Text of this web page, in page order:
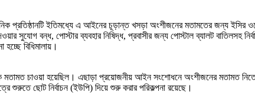
প্রতিষ্ঠানটি ইতিমধ্যে এ আইনের চূড়ান্ত খসড়া অংশীজনের মতামতের জন্য ইসির
সুযোগ বন্ধ, পোস্টার ব্যবহার নিষিদ্ধ, প্রবাসীর জন্য পোস্টাল ব্যালট বাতিলসহ
বিধিমালায়।
মতামত চাওয়া হয়েছিল। এছাড়া প্রয়োজনীয় আইন সংশোধনে অংশীজনের মতামত
শুরুতে ছোট নির্বাচন (ইউপি) দিয়ে শুরু করার পরিকল্পনা রয়েছে।